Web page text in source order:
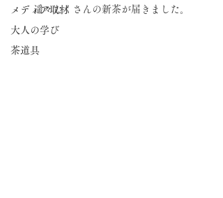
メディア取材
大人の学び
茶道具
遥々たくさんの新茶が届きました。